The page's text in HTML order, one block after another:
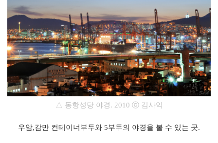
△ 동항성당 야경. 2010 ⓒ 김사익
우암,감만 컨테이너부두와 5부두의 야경을 볼 수 있는 곳.